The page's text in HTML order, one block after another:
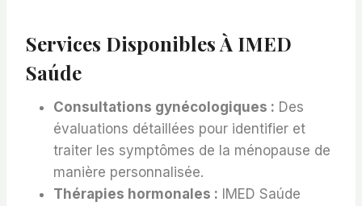
Services Disponibles À IMED
Saúde
Consultations gynécologiques : Des
évaluations détaillées pour identifier et
traiter les symptômes de la ménopause de
manière personnalisée.
Thérapies hormonales : IMED Saúde